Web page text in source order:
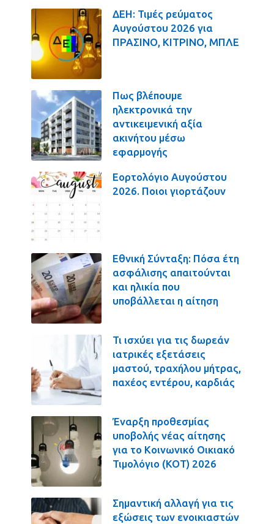
ΔΕΗ: Τιμές ρεύματος
Αυγούστου 2026 για
ΠΡΑΣΙΝΟ, ΚΙΤΡΙΝΟ, ΜΠΛΕ
Πως βλέπουμε
ηλεκτρονικά την
αντικειμενική αξία
ακινήτου μέσω
εφαρμογής
Εορτολόγιο Αυγούστου
2026. Ποιοι γιορτάζουν
Εθνική Σύνταξη: Πόσα έτη
ασφάλισης απαιτούνται
και ηλικία που
υποβάλλεται η αίτηση
Τι ισχύει για τις δωρεάν
ιατρικές εξετάσεις
μαστού, τραχήλου μήτρας,
παχέος εντέρου, καρδιάς
Έναρξη προθεσμίας
υποβολής νέας αίτησης
για το Κοινωνικό Οικιακό
Τιμολόγιο (ΚΟΤ) 2026
Σημαντική αλλαγή για τις
εξώσεις των ενοικιαστών